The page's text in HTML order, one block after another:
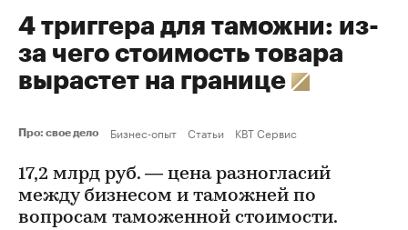
4 триггера для таможни: из-
за чего стоимость товара
вырастет на границе
Про: свое дело Бизнес-опыт Статьи КВТ Сервис
17,2 млрд руб. — цена разногласий
между бизнесом и таможней по
вопросам таможенной стоимости.